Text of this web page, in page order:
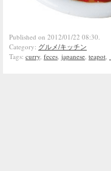
Published on 2012/01/22 08:30.
Category: グルメ/キッチン
Tags: curry, feces, japanese, teapot,